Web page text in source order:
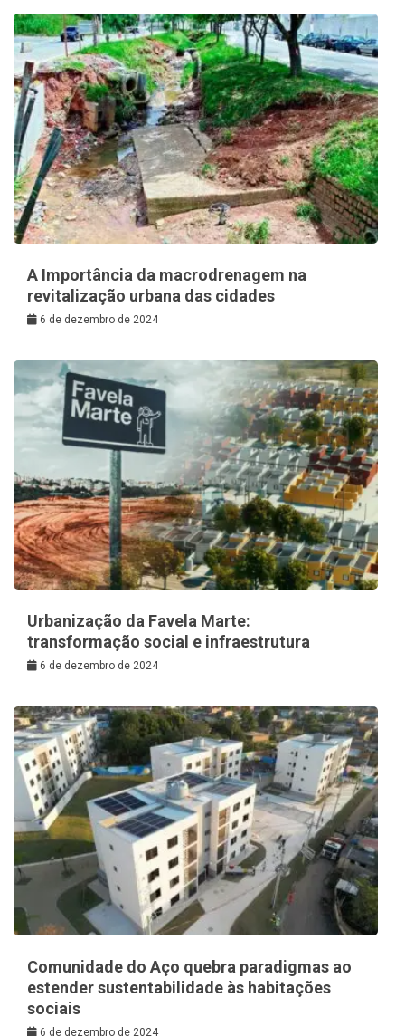
A Importância da macrodrenagem na
revitalização urbana das cidades
6 de dezembro de 2024
Urbanização da Favela Marte:
transformação social e infraestrutura
6 de dezembro de 2024
Comunidade do Aço quebra paradigmas ao
estender sustentabilidade às habitações
sociais
6 de dezembro de 2024